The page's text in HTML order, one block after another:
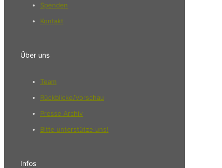
Spenden
Kontakt
Über uns
Team
Rückblicke/Vorschau
Presse Archiv
Bitte unterstütze uns!
Infos